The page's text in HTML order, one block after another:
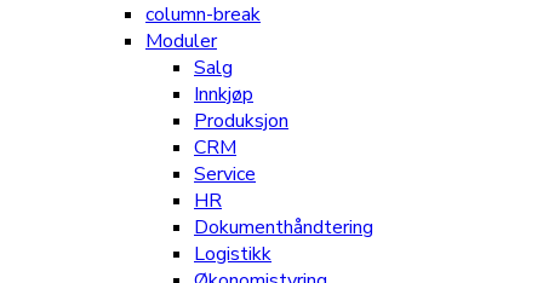
column-break
Moduler
Salg
Innkjøp
Produksjon
CRM
Service
HR
Dokumenthåndtering
Logistikk